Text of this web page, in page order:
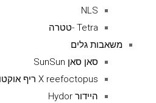
NLS
Tetra -טטרה
משאבות גלים
סאן סאן SunSun
X reefoctopus ריף אוקטופוס
היידור Hydor